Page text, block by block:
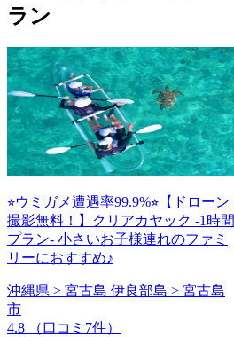
ラン
⭐︎ウミガメ遭遇率99.9%⭐︎【ドローン
撮影無料！】クリアカヤック -1時間
プラン- 小さいお子様連れのファミ
リーにおすすめ♪
沖縄県 > 宮古島 伊良部島 > 宮古島
市
4.8
（口コミ7件）